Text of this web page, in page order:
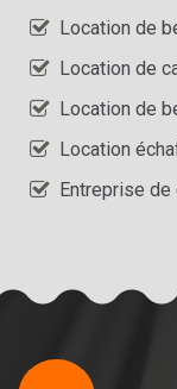
Location de
Location de
Location de
Location
Entreprise